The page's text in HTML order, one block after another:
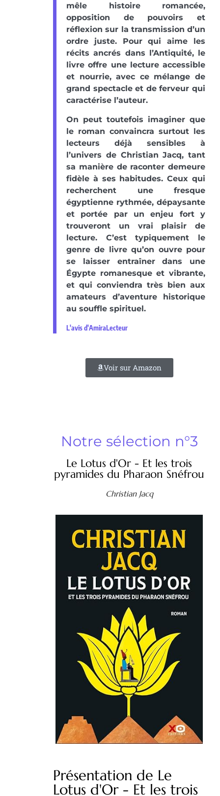
mêle histoire romancée,
opposition de pouvoirs et
réflexion sur la transmission d’un
ordre juste. Pour qui aime les
récits ancrés dans l’Antiquité, le
livre offre une lecture accessible
et nourrie, avec ce mélange de
grand spectacle et de ferveur qui
caractérise l’auteur.
On peut toutefois imaginer que
le roman convaincra surtout les
lecteurs déjà sensibles à
l’univers de Christian Jacq, tant
sa manière de raconter demeure
fidèle à ses habitudes. Ceux qui
recherchent une fresque
égyptienne rythmée, dépaysante
et portée par un enjeu fort y
trouveront un vrai plaisir de
lecture. C’est typiquement le
genre de livre qu’on ouvre pour
se laisser entraîner dans une
Égypte romanesque et vibrante,
et qui conviendra très bien aux
amateurs d’aventure historique
au souffle spirituel.
L'avis d'AmiraLecteur
Voir sur Amazon
Notre sélection n°3
Le Lotus d'Or - Et les trois
pyramides du Pharaon Snéfrou
Christian Jacq
Présentation de Le
Lotus d'Or - Et les trois